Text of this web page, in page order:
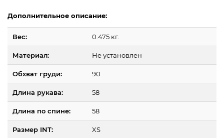
Дополнительное описание:
Вес: 0.475 кг.
Материал: Не установлен
Обхват груди: 90
Длина рукава: 58
Длина по спине: 58
Размер INT: XS